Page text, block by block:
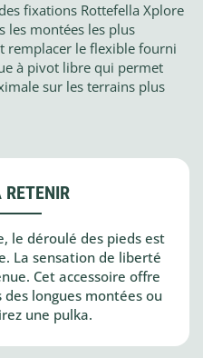
fixations Rottefella Xplore
les montées les plus
remplacer le flexible fourni
à pivot libre qui permet
sur les terrains plus
le déroulé des pieds est
La sensation de liberté
Cet accessoire offre
longues montées ou
une pulka.